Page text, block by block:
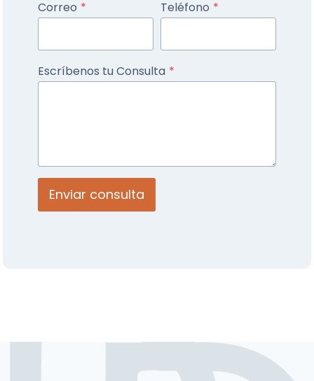
Correo * Teléfono *
Escríbenos tu Consulta *
Enviar consulta